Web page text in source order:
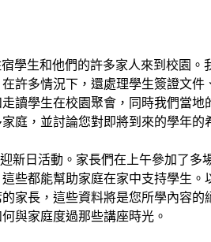
學生和他們的許多家人來到校園。
許多情況下，還處理學生簽證文
讀學生在校園聚會，同時我們當
庭，並討論您對即將到來的學年的
新日活動。家長們在上午參加了多
些都能幫助家庭在家中支持學生。
家長，這些資料將是您所學內容的
與家庭度過那些講座時光。